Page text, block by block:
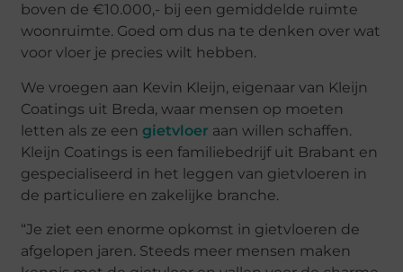
boven de €10.000,- bij een gemiddelde ruimte
woonruimte. Goed om dus na te denken over wat
voor vloer je precies wilt hebben.
We vroegen aan Kevin Kleijn, eigenaar van Kleijn
Coatings uit Breda, waar mensen op moeten
letten als ze eengietvloer aan willen schaffen.
Kleijn Coatings is een familiebedrijf uit Brabant en
gespecialiseerd in het leggen van gietvloeren in
de particuliere en zakelijke branche.
“Je ziet een enorme opkomst in gietvloeren de
afgelopen jaren. Steeds meer mensen maken